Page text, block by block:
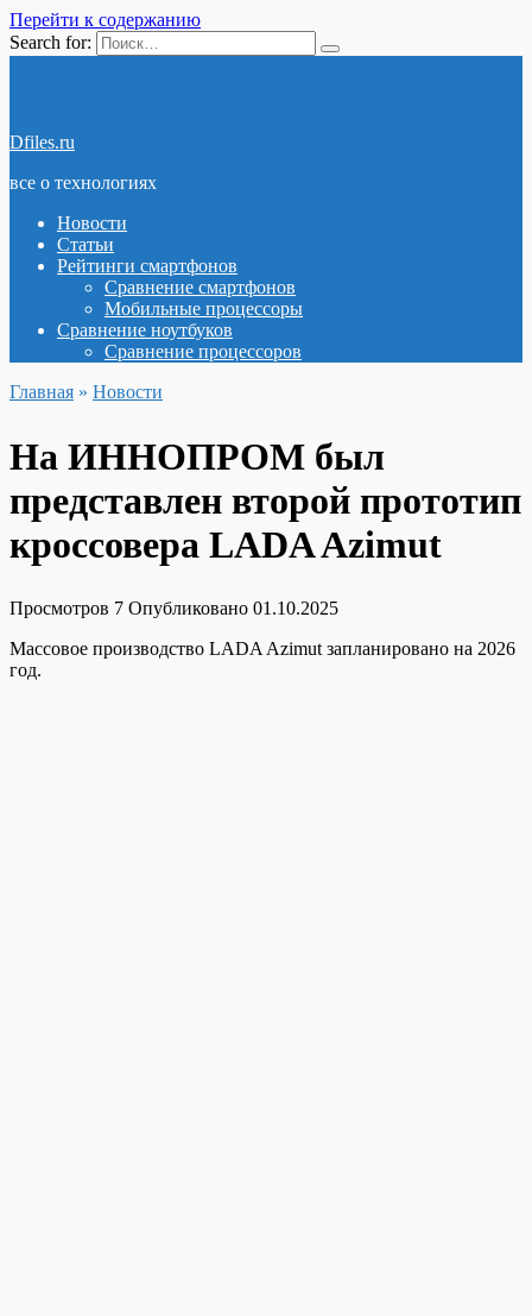
Перейти к содержанию
Search for:
Dfiles.ru
все о технологиях
Новости
Статьи
Рейтинги смартфонов
Сравнение смартфонов
Мобильные процессоры
Сравнение ноутбуков
Сравнение процессоров
Главная » Новости
На ИННОПРОМ был
представлен второй прототип
кроссовера LADA Azimut
Просмотров 7 Опубликовано 01.10.2025
Массовое производство LADA Azimut запланировано на 2026
год.